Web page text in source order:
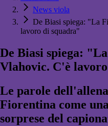
News viola
De Biasi spiega: "La
lavoro di squadra"
De Biasi spiega:
Vlahovic. C'è
Le parole
Fiorentina come
sorprese del